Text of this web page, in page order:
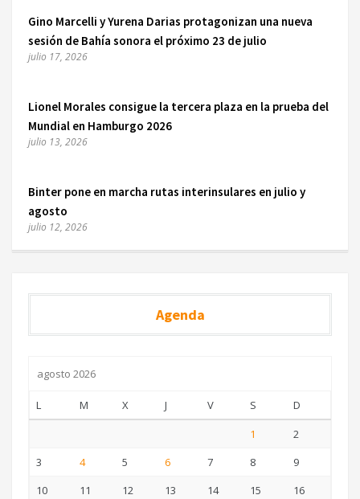
Gino Marcelli y Yurena Darias protagonizan una nueva
sesión de Bahía sonora el próximo 23 de julio
julio 17, 2026
Lionel Morales consigue la tercera plaza en la prueba del
Mundial en Hamburgo 2026
julio 13, 2026
Binter pone en marcha rutas interinsulares en julio y
agosto
julio 12, 2026
Agenda
agosto 2026
L M X J V S
D
1
2
3
4 5 6 7 8
9
10
11 12 13 14 15
16